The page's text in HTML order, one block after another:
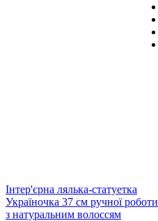
Інтер'єрна лялька-статуетка
Україночка 37 см ручної роботи
з натуральним волоссям